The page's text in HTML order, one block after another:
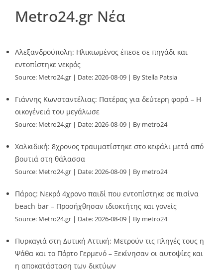
Metro24.gr Νέα
Αλεξανδρούπολη: Ηλικιωμένος έπεσε σε πηγάδι και
εντοπίστηκε νεκρός
Source: Metro24.gr Date: 2026-08-09 By Stella Patsia
Γιάννης Κωνσταντέλιας: Πατέρας για δεύτερη φορά – Η
οικογένειά του μεγάλωσε
Source: Metro24.gr Date: 2026-08-09 By metro24
Χαλκιδική: 8χρονος τραυματίστηκε στο κεφάλι μετά από
βουτιά στη θάλασσα
Source: Metro24.gr Date: 2026-08-09 By metro24
Πάρος: Νεκρό 4χρονο παιδί που εντοπίστηκε σε πισίνα
beach bar – Προσήχθησαν ιδιοκτήτης και γονείς
Source: Metro24.gr Date: 2026-08-09 By metro24
Πυρκαγιά στη Δυτική Αττική: Μετρούν τις πληγές τους η
Ψάθα και το Πόρτο Γερμενό – Ξεκίνησαν οι αυτοψίες και
η αποκατάσταση των δικτύων